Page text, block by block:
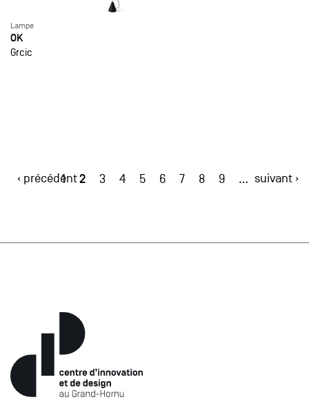
Lampe
OK
Grcic
‹ précédent
1 2 3 4 5 6 7 8 9 … suivant ›